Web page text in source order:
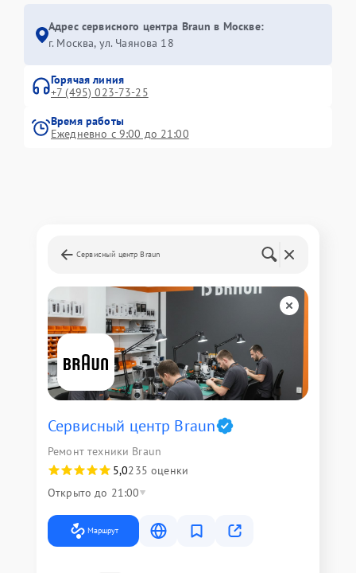
Адрес сервисного центра Braun в Москве:
г. Москва, ул. Чаянова 18
Горячая линия
+7 (495) 023-73-25
Время работы
Ежедневно с 9:00 до 21:00
Сервисный центр Braun
Сервисный центр Braun
Ремонт техники Braun
5,0235 оценки
Открыто до 21:00
Маршрут